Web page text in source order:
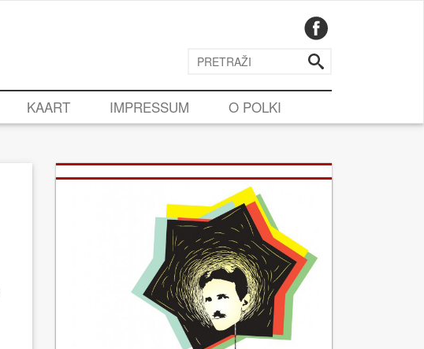
KAART IMPRESSUM O POLKI